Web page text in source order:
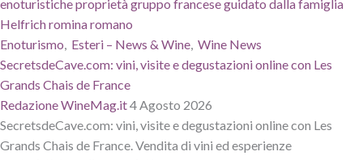
Enoturismo, Esteri – News & Wine, Wine News
SecretsdeCave.com: vini, visite e degustazioni online con Les
Grands Chais de France
Redazione WineMag.it4 Agosto 2026
SecretsdeCave.com: vini, visite e degustazioni online con Les
Grands Chais de France. Vendita di vini ed esperienze